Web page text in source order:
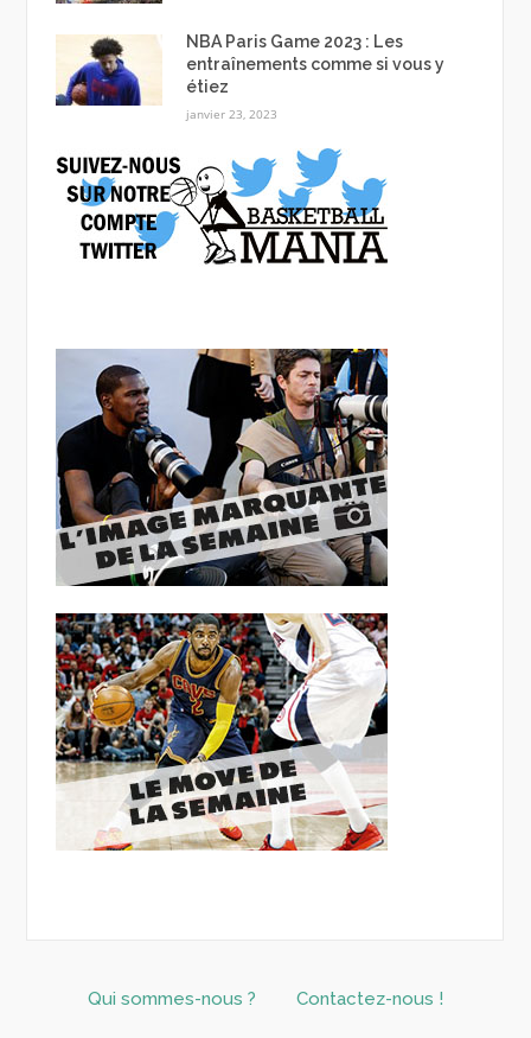
NBA Paris Game 2023 : Les
entraînements comme si vous y
étiez
janvier 23, 2023
Qui sommes-nous ? Contactez-nous !